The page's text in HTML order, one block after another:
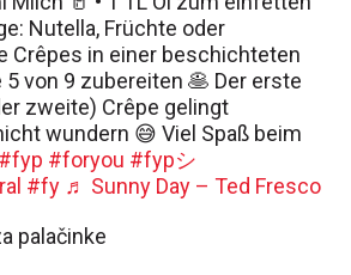
Nutella, Früchte oder
Crêpes in einer beschichteten
von 9 zubereiten 🥞 Der erste
zweite) Crêpe gelingt
wundern 😅 Viel Spaß beim
#fyp #foryou #fypシ
#fy ♬ Sunny Day – Ted Fresco
palačinke